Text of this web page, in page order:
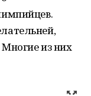
из них